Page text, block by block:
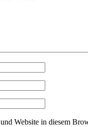
Website in diesem